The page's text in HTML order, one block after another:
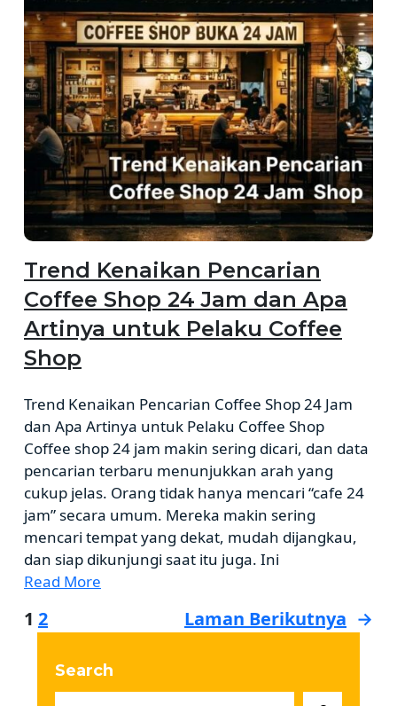
Trend Kenaikan Pencarian
Coffee Shop 24 Jam dan Apa
Artinya untuk Pelaku Coffee
Shop
Trend Kenaikan Pencarian Coffee Shop 24 Jam
dan Apa Artinya untuk Pelaku Coffee Shop
Coffee shop 24 jam makin sering dicari, dan data
pencarian terbaru menunjukkan arah yang
cukup jelas. Orang tidak hanya mencari “cafe 24
jam” secara umum. Mereka makin sering
mencari tempat yang dekat, mudah dijangkau,
dan siap dikunjungi saat itu juga. Ini
Read More
1 2 Laman Berikutnya →
Search